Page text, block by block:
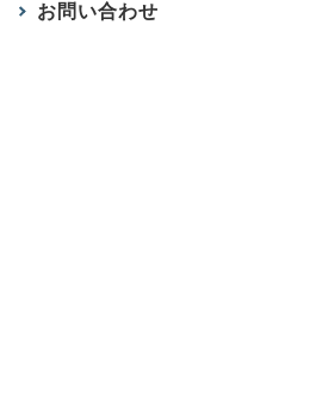
お問い合わせ